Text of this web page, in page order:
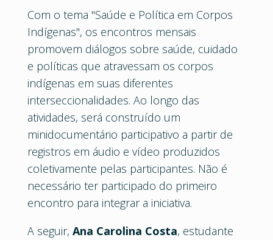
Com o tema "Saúde e Política em Corpos
Indígenas", os encontros mensais
promovem diálogos sobre saúde, cuidado
e políticas que atravessam os corpos
indígenas em suas diferentes
interseccionalidades. Ao longo das
atividades, será construído um
minidocumentário participativo a partir de
registros em áudio e vídeo produzidos
coletivamente pelas participantes. Não é
necessário ter participado do primeiro
encontro para integrar a iniciativa.
A seguir, Ana Carolina Costa, estudante